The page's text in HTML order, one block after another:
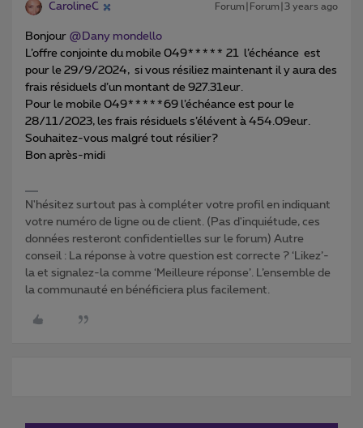
CarolineC Forum|Forum|3 years ago
Bonjour @Dany mondello
L’offre conjointe du mobile 049***** 21 l’échéance est
pour le 29/9/2024, si vous résiliez maintenant il y aura des
frais résiduels d’un montant de 927.31eur.
Pour le mobile 049*****69 l’échéance est pour le
28/11/2023, les frais résiduels s’élévent à 454.09eur.
Souhaitez-vous malgré tout résilier?
Bon après-midi
N'hésitez surtout pas à compléter votre profil en indiquant
votre numéro de ligne ou de client. (Pas d'inquiétude, ces
données resteront confidentielles sur le forum) Autre
conseil : La réponse à votre question est correcte ? ‘Likez’-
la et signalez-la comme ‘Meilleure réponse’. L’ensemble de
la communauté en bénéficiera plus facilement.